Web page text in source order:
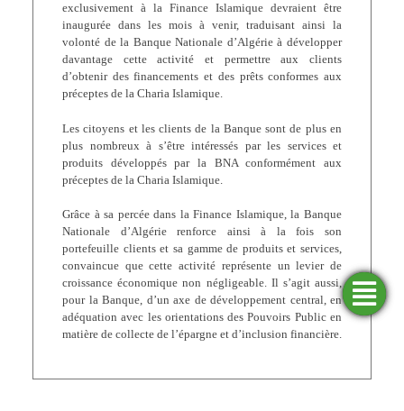
exclusivement à la Finance Islamique devraient être
inaugurée dans les mois à venir, traduisant ainsi la
volonté de la Banque Nationale d’Algérie à développer
davantage cette activité et permettre aux clients
d’obtenir des financements et des prêts conformes aux
préceptes de la Charia Islamique.
Les citoyens et les clients de la Banque sont de plus en
plus nombreux à s’être intéressés par les services et
produits développés par la BNA conformément aux
préceptes de la Charia Islamique.
Grâce à sa percée dans la Finance Islamique, la Banque
Nationale d’Algérie renforce ainsi à la fois son
portefeuille clients et sa gamme de produits et services,
convaincue que cette activité représente un levier de
croissance économique non négligeable. Il s’agit aussi,
pour la Banque, d’un axe de développement central, en
adéquation avec les orientations des Pouvoirs Public en
matière de collecte de l’épargne et d’inclusion financière.
Trouver
une
agence
Demander
un
financement
Simulateurs
Ouvrir
un
compte